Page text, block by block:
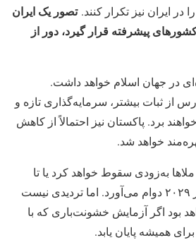
در ایران نیز تکرار کنند.تصور یک ایران
پیشرفته قرار گیرد، دور از
در جهان اسلام خواهد داشت.
از ثبات بیشتر، سرمایه‌گذاری تازه و
برد. پاکستان نیز احتمالاً از کاهش
خواهد شد.
به‌زودی سقوط خواهد کرد یا تا
پنجاهمین سالگرد خود در ۲۰۲۹ دوام می‌آورد. اما تردیدی نیست
بود اگر آزمایش خشونت‌باری که با
همیشه پایان یابد.